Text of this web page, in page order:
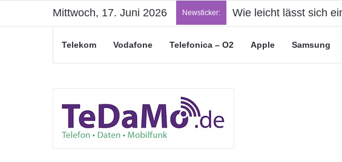
Mittwoch, 17. Juni 2026 Newsticker: Wie leicht lässt sich
Telekom Vodafone Telefonica – O2 Apple Samsung